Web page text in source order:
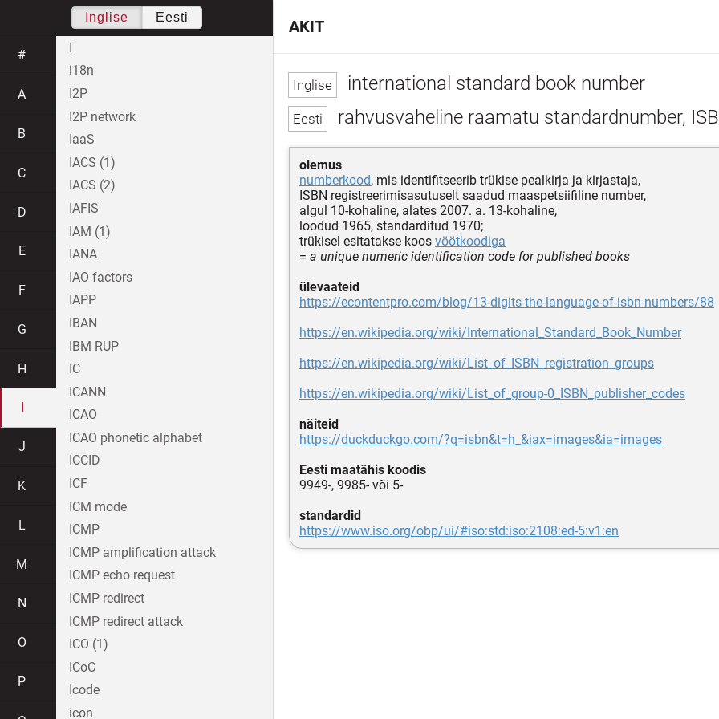
international standard book number
rahvusvaheline raamatu standardnumber,
olemus
numberkood, mis identifitseerib trükise pealkirja ja kirjastaja,
ISBN registreerimisasutuselt saadud maaspetsiifiline number,
algul 10-kohaline, alates 2007. a. 13-kohaline,
loodud 1965, standarditud 1970;
trükisel esitatakse koos vöötkoodiga
= a unique numeric identification code for published books
ülevaateid
https://econtentpro.com/blog/13-digits-the-language-of-isbn-numbers/88
https://en.wikipedia.org/wiki/International_Standard_Book_Number
https://en.wikipedia.org/wiki/List_of_ISBN_registration_groups
https://en.wikipedia.org/wiki/List_of_group-0_ISBN_publisher_codes
näiteid
https://duckduckgo.com/?q=isbn&t=h_&iax=images&ia=images
Eesti maatähis koodis
9949-, 9985- või 5-
standardid
https://www.iso.org/obp/ui/#iso:std:iso:2108:ed-5:v1:en
AKIT
Inglise Eesti
#
A
B
C
D
E
F
G
H
J
K
L
M
N
O
P
I
i18n
I2P
I2P network
IaaS
IACS (1)
IACS (2)
IAFIS
IAM (1)
IANA
IAO factors
IAPP
IBAN
IBM RUP
IC
ICANN
ICAO
ICAO phonetic alphabet
ICCID
ICF
ICM mode
ICMP
ICMP amplification attack
ICMP echo request
ICMP redirect
ICMP redirect attack
ICO (1)
ICoC
Icode
icon